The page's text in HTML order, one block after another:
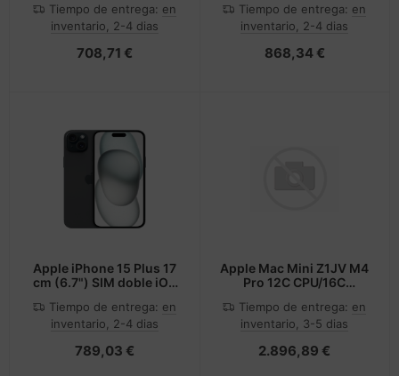
Negro
Tiempo de entrega: en
inventario, 2-4 dias
708,71 €
Negro
Tiempo de entrega: en
inventario, 2-4 dias
868,34 €
Apple iPhone 15 Plus 17
cm (6.7") SIM doble iOS
Negro
Tiempo de entrega: en
inventario, 2-4 dias
789,03 €
Apple Mac Mini Z1JV M4
Pro 12C CPU/16C
Tiempo de entrega: en
inventario, 3-5 dias
2.896,89 €